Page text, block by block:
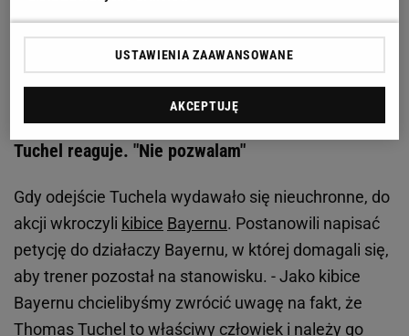
Zobacz wideoNowy rekord świata w długości skoku!
Kobayashi przeszedł do historii
Kibice Bayernu zabrali głos. Nie chcę Rangnicka.
Tuchel reaguje. "Nie pozwalam"
Gdy odejście Tuchela wydawało się nieuchronne, do
akcji wkroczyli kibice Bayernu. Postanowili napisać
petycję do działaczy Bayernu, w której domagali się,
aby trener pozostał na stanowisku. - Jako kibice
Bayernu chcielibyśmy zwrócić uwagę na fakt, że
Thomas Tuchel to właściwy człowiek i należy go
USTAWIENIA ZAAWANSOWANE
AKCEPTUJĘ